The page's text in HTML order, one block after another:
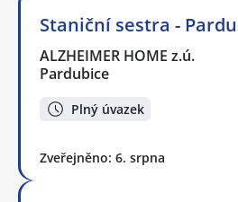
Staniční sestra -
ALZHEIMER HOME z.ú.
Pardubice
Plný úvazek
Zveřejněno: 6. srpna